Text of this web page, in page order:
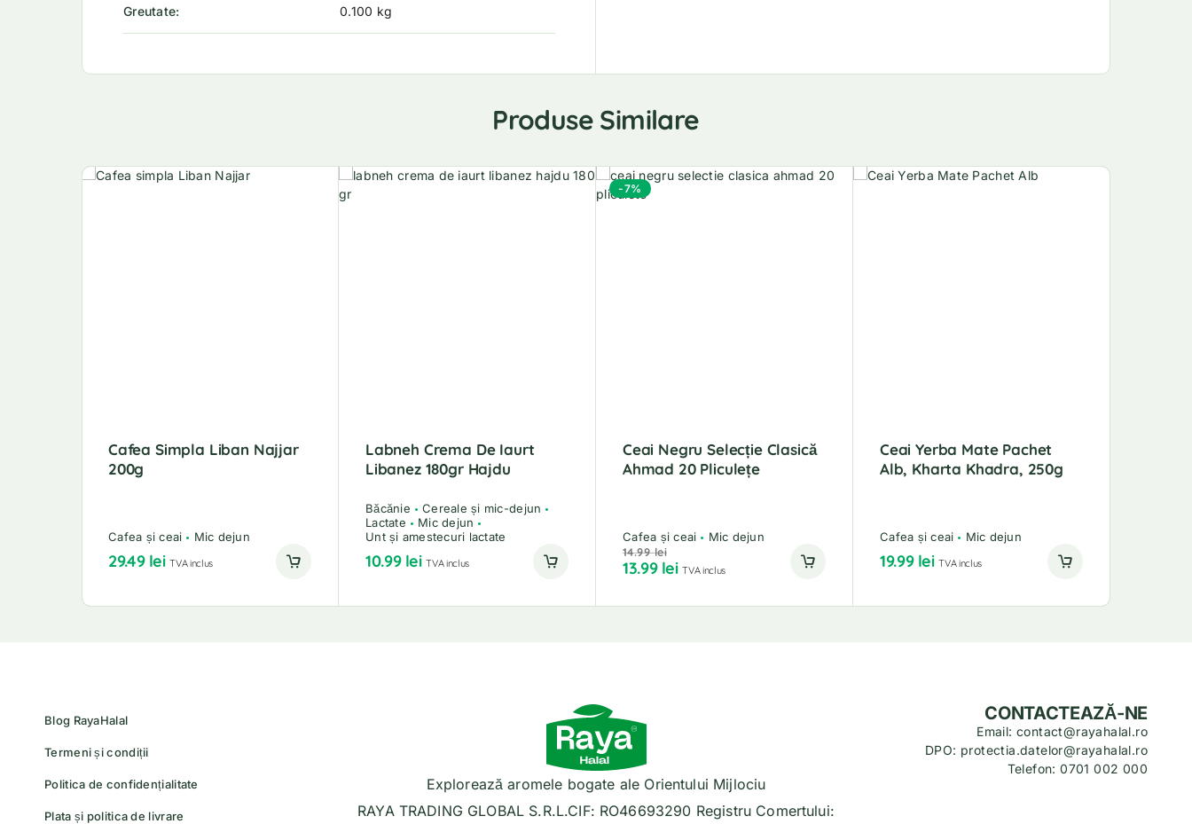
Greutate 0.100 kg
Produse Similare
Cafea Simpla Liban Najjar
200g
Cafea și ceai Mic dejun
29.49 lei TVA inclus
Labneh Crema De Iaurt
Libanez 180gr Hajdu
Băcănie
Cereale și mic-dejun
Lactate
Mic dejun
Unt și amestecuri lactate
10.99 lei TVA inclus
-7%
Ceai Negru Selecție Clasică
Ahmad 20 Pliculețe
Cafea și ceai
Mic dejun
14.99lei
13.99 lei TVA inclus
Ceai Yerba Mate Pachet
Alb, Kharta Khadra, 250g
Cafea și ceai Mic dejun
19.99 lei TVA inclus
Blog RayaHalal
Termeni și condiții
Politica de confidențialitate
Plata și politica de livrare
Explorează aromele bogate ale Orientului Mijlociu
RAYA TRADING GLOBAL S.R.L.CIF: RO46693290 Registru Comertului:
CONTACTEAZĂ-NE
Email: contact@rayahalal.ro
DPO: protectia.datelor@rayahalal.ro
Telefon: 0701 002 000